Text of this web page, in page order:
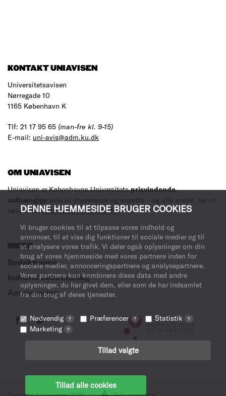
DENNE HJEMMESIDE BRUGER COOKIES
Vi bruger cookies til at tilpasse vores indhold og
annoncer, til at vise dig funktioner til sociale medier og til
at analysere vores trafik. Vi deler også oplysninger om din
brug af vores hjemmeside med vores partnere inden for
sociale medier, annonceringspartnere og analysepartnere.
Vores partnere kan kombinere disse data med andre
oplysninger, du har givet dem, eller som de har indsamlet
fra din brug af deres tjenester.
Nødvendig ? Præferencer ? Statistik ?
Marketing ?
Tillad valgte
Tillad alle cookies
KONTAKT UNIAVISEN
Universitetsavisen
Nørregade 10
1165 København K
Tlf: 21 17 95 65 (man-fre kl. 9-15)
E-mail: uni-avis@adm.ku.dk
OM UNIAVISEN
Uniavisen er Københavns Universitetsprisvindende,
uafhængige avis til studerende og ansatte – og alle andre, der vil
læse med.Læs mere om avisen her.
MERE
Redaktionen
Indsend debatindlæg
Annoncering